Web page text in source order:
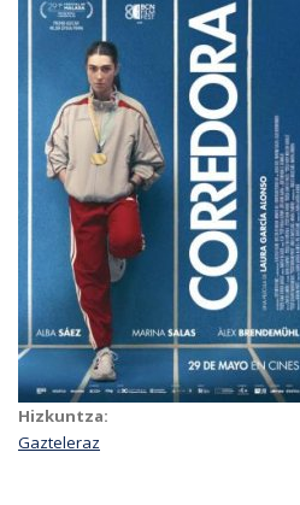
Hizkuntza:
Gazteleraz